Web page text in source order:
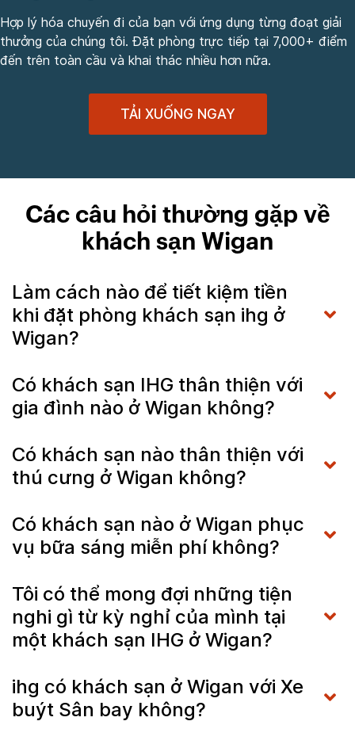
Hợp lý hóa chuyến đi của bạn với ứng dụng từng đoạt giải
thưởng của chúng tôi. Đặt phòng trực tiếp tại 7,000+ điểm
đến trên toàn cầu và khai thác nhiều hơn nữa.
TẢI XUỐNG NGAY
Các câu hỏi thường gặp về
khách sạn Wigan
Làm cách nào để tiết kiệm tiền
khi đặt phòng khách sạn ihg ở
Wigan?
Có khách sạn IHG thân thiện với
gia đình nào ở Wigan không?
Có khách sạn nào thân thiện với
thú cưng ở Wigan không?
Có khách sạn nào ở Wigan phục
vụ bữa sáng miễn phí không?
Tôi có thể mong đợi những tiện
nghi gì từ kỳ nghỉ của mình tại
một khách sạn IHG ở Wigan?
ihg có khách sạn ở Wigan với Xe
buýt Sân bay không?